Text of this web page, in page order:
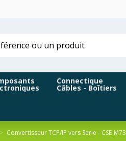
Connectique
Câbles - Boîtiers
Convertisseur TCP/IP vers Série - CSE-M73